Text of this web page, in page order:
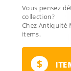
Vous pensez
collection?
Chez Antiquité
items.
$